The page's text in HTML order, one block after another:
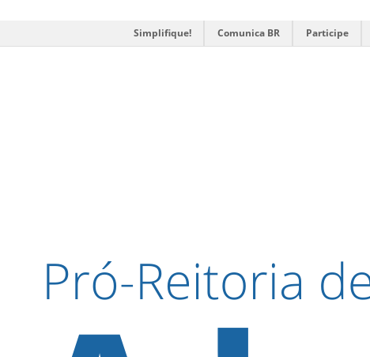
Simplifique! Comunica BR Participe